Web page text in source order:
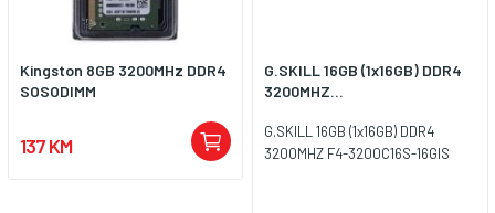
Kingston 8GB 3200MHz DDR4
SOSODIMM
137 KM
G.SKILL 16GB (1x16GB) DDR4
3200MHZ...
G.SKILL 16GB (1x16GB) DDR4
3200MHZ F4-3200C16S-16GIS